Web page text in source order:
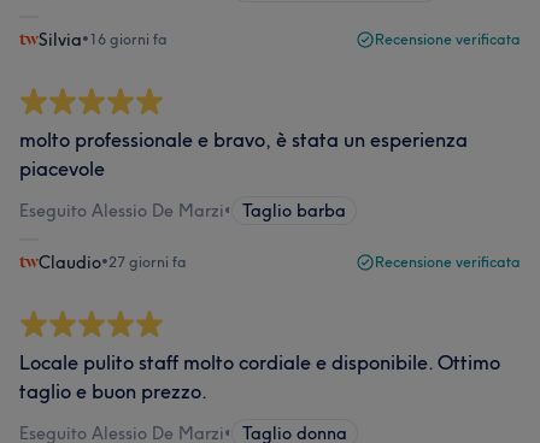
Silvia•16 giorni fa Recensione verificata
molto professionale e bravo, è stata un esperienza
piacevole
Eseguito Alessio De Marzi• Taglio barba
Claudio•27 giorni fa Recensione verificata
Locale pulito staff molto cordiale e disponibile. Ottimo
taglio e buon prezzo.
Eseguito Alessio De Marzi• Taglio donna